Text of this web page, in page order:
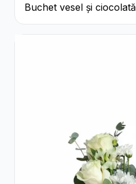
Buchet vesel și ciocolată